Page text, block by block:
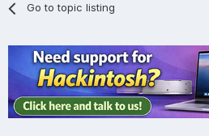
Go to topic listing